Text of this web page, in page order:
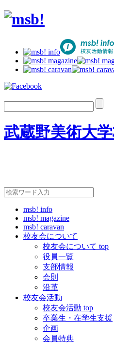
武蔵野美術大
msb! info
msb! magazine
msb! caravan
校友会について
校友会について top
役員一覧
支部情報
会則
沿革
校友会活動
校友会活動 top
卒業生・在学生支援
企画
会員特典